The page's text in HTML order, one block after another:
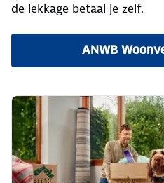
de lekkage betaal je zelf.
ANWB